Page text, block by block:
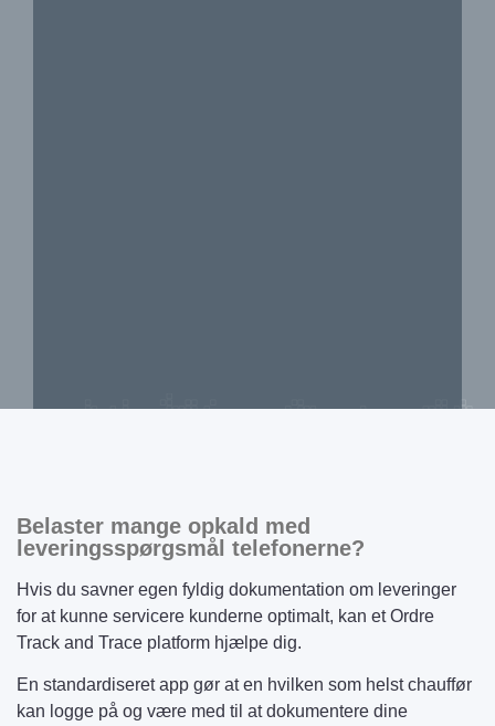
Belaster mange opkald med
leveringsspørgsmål telefonerne?
Hvis du savner egen fyldig dokumentation om leveringer
for at kunne servicere kunderne optimalt, kan et Ordre
Track and Trace platform hjælpe dig.
En standardiseret app gør at en hvilken som helst chauffør
kan logge på og være med til at dokumentere dine